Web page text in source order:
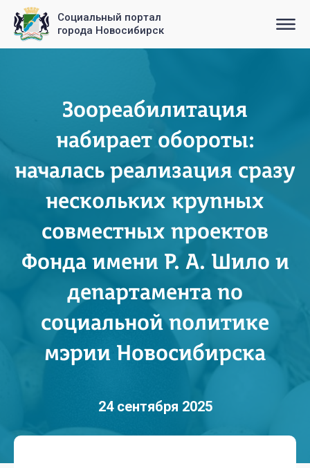
Социальный портал
города Новосибирск
Зоореабилитация
набирает обороты:
началась реализация сразу
нескольких крупных
совместных проектов
Фонда имени Р. А. Шило и
департамента по
социальной политике
мэрии Новосибирска
24 сентября 2025